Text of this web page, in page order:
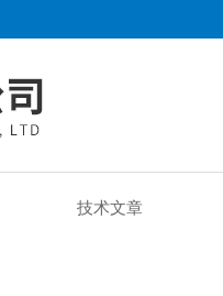
技术文章